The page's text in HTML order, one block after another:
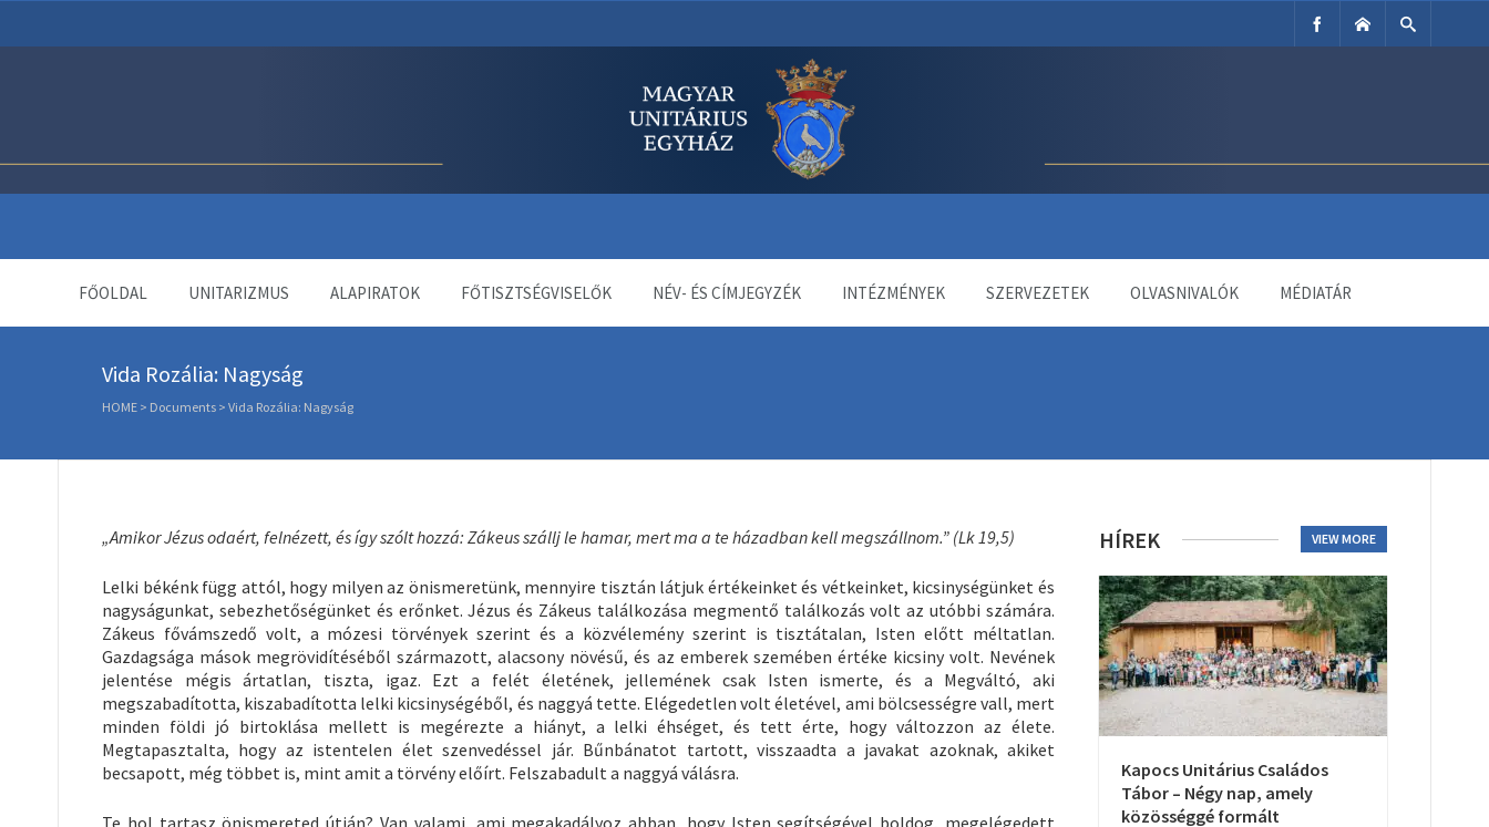
FŐOLDAL UNITARIZMUS ALAPIRATOK FŐTISZTSÉGVISELŐK NÉV- ÉS CÍMJEGYZÉK INTÉZMÉNYEK SZERVEZETEK OLVASNIVALÓK MÉDIATÁR
Vida Rozália: Nagyság
HOME > Documents > Vida Rozália: Nagyság
„Amikor Jézus odaért, felnézett, és így szólt hozzá: Zákeus szállj le hamar, mert ma a te házadban kell megszállnom.” (Lk 19,5)
Lelki békénk függ attól, hogy milyen az önismeretünk, mennyire tisztán látjuk értékeinket és vétkeinket, kicsinységünket és
nagyságunkat, sebezhetőségünket és erőnket. Jézus és Zákeus találkozása megmentő találkozás volt az utóbbi számára.
Zákeus fővámszedő volt, a mózesi törvények szerint és a közvélemény szerint is tisztátalan, Isten előtt méltatlan.
Gazdagsága mások megrövidítéséből származott, alacsony növésű, és az emberek szemében értéke kicsiny volt. Nevének
jelentése mégis ártatlan, tiszta, igaz. Ezt a felét életének, jellemének csak Isten ismerte, és a Megváltó, aki
megszabadította, kiszabadította lelki kicsinységéből, és naggyá tette. Elégedetlen volt életével, ami bölcsességre vall, mert
minden földi jó birtoklása mellett is megérezte a hiányt, a lelki éhséget, és tett érte, hogy változzon az élete.
Megtapasztalta, hogy az istentelen élet szenvedéssel jár. Bűnbánatot tartott, visszaadta a javakat azoknak, akiket
becsapott, még többet is, mint amit a törvény előírt. Felszabadult a naggyá válásra.
Te hol tartasz önismereted útján? Van valami, ami megakadályoz abban, hogy Isten segítségével boldog, megelégedett
HÍREK VIEW MORE
Kapocs Unitárius Családos
Tábor – Négy nap, amely
közösséggé formált